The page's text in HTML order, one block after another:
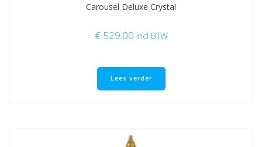
Carousel Deluxe Crystal
€ 529.00 incl BTW
Lees verder